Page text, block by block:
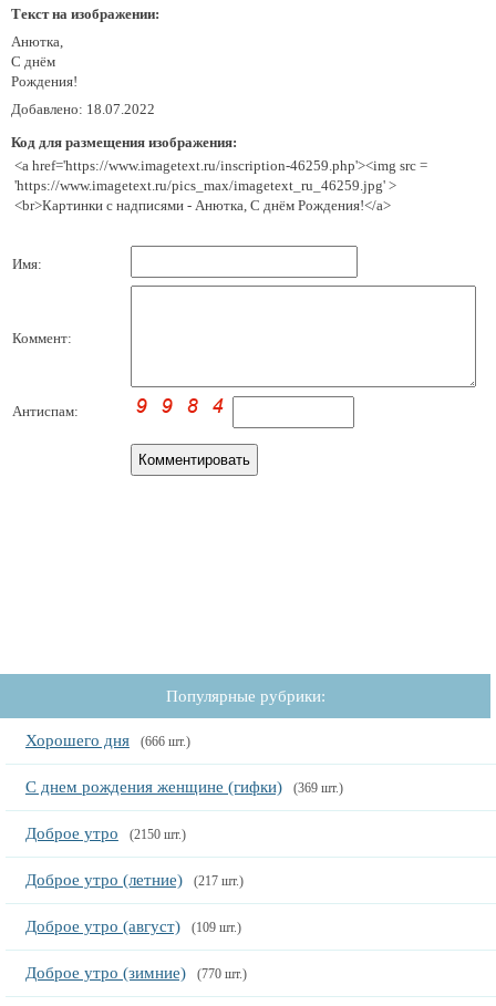
Текст на изображении:
Анютка,
С днём
Рождения!
Добавлено: 18.07.2022
Код для размещения изображения:
<a href='https://www.imagetext.ru/inscription-46259.php'><img src =
'https://www.imagetext.ru/pics_max/imagetext_ru_46259.jpg' >
<br>Картинки с надписями - Анютка, С днём Рождения!</a>
Имя:
Коммент:
Антиспам:
Популярные рубрики:
Хорошего дня (666 шт.)
С днем рождения женщине (гифки) (369 шт.)
Доброе утро (2150 шт.)
Доброе утро (летние) (217 шт.)
Доброе утро (август) (109 шт.)
Доброе утро (зимние) (770 шт.)